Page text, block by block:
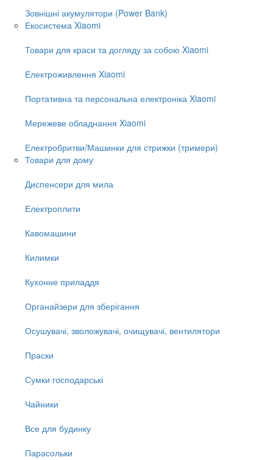
Зовнішні акумулятори (Power Bank)
Екосистема Xiaomi
Товари для краси та догляду за собою Xiaomi
Електроживлення Xiaomi
Портативна та персональна електроніка Xiaomi
Мережеве обладнання Xiaomi
Електробритви/Машинки для стрижки (тримери)
Товари для дому
Диспенсери для мила
Електроплити
Кавомашини
Килимки
Кухонне приладдя
Органайзери для зберігання
Осушувачі, зволожувачі, очищувачі, вентилятори
Праски
Сумки господарські
Чайники
Все для будинку
Парасольки